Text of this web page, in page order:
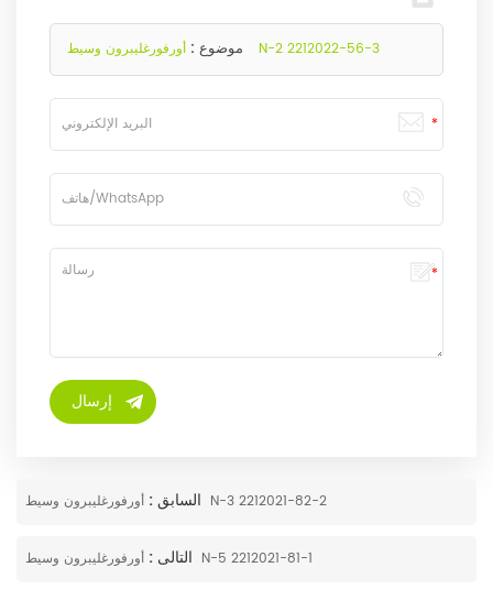
موضوع : أورفورغليبرون وسيط N-2 2212022-56-3
السابق : أورفورغليبرون وسيط N-3 2212021-82-2
التالى : أورفورغليبرون وسيط N-5 2212021-81-1